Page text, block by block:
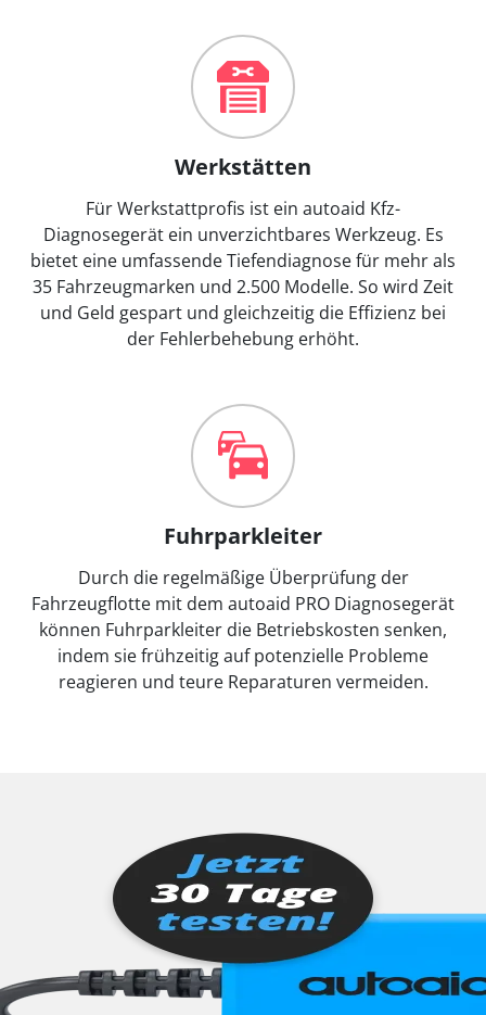
Werkstätten
Für Werkstattprofis ist ein autoaid Kfz-
Diagnosegerät ein unverzichtbares Werkzeug. Es
bietet eine umfassende Tiefendiagnose für mehr als
35 Fahrzeugmarken und 2.500 Modelle. So wird Zeit
und Geld gespart und gleichzeitig die Effizienz bei
der Fehlerbehebung erhöht.
Fuhrparkleiter
Durch die regelmäßige Überprüfung der
Fahrzeugflotte mit dem autoaid PRO Diagnosegerät
können Fuhrparkleiter die Betriebskosten senken,
indem sie frühzeitig auf potenzielle Probleme
reagieren und teure Reparaturen vermeiden.